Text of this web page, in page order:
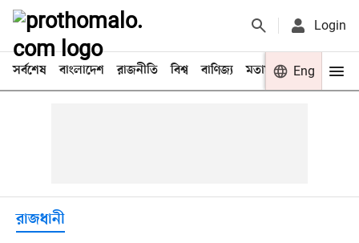
Login
সর্বশেষ বাংলাদেশ রাজনীতি বিশ্ব বাণিজ্য মতামত খেলা
Eng
রাজধানী